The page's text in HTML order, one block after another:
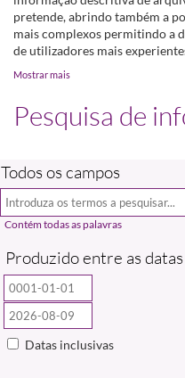
pretende, abrindo também a
mais complexos permitindo a
de utilizadores mais
Mostrar mais
Pesquisa de
Todos os campos
Produzido entre as datas
Datas inclusivas